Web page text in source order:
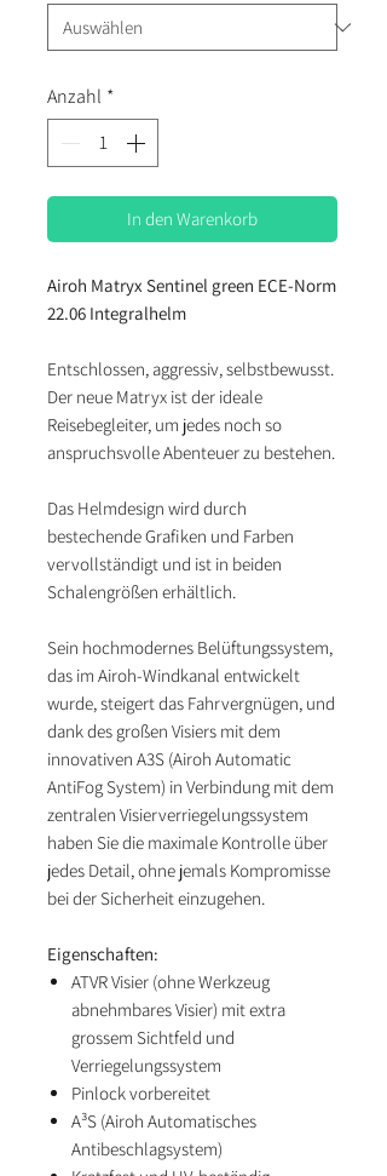
Anzahl *
In den Warenkorb
Airoh Matryx Sentinel green ECE-Norm
22.06 Integralhelm
Entschlossen, aggressiv, selbstbewusst.
Der neue Matryx ist der ideale
Reisebegleiter, um jedes noch so
anspruchsvolle Abenteuer zu bestehen.
Das Helmdesign wird durch
bestechende Grafiken und Farben
vervollständigt und ist in beiden
Schalengrößen erhältlich.
Sein hochmodernes Belüftungssystem,
das im Airoh-Windkanal entwickelt
wurde, steigert das Fahrvergnügen, und
dank des großen Visiers mit dem
innovativen A3S (Airoh Automatic
AntiFog System) in Verbindung mit dem
zentralen Visierverriegelungssystem
haben Sie die maximale Kontrolle über
jedes Detail, ohne jemals Kompromisse
bei der Sicherheit einzugehen.
Eigenschaften:
ATVR Visier (ohne Werkzeug
abnehmbares Visier) mit extra
grossem Sichtfeld und
Verriegelungssystem
Pinlock vorbereitet
A³S (Airoh Automatisches
Antibeschlagsystem)